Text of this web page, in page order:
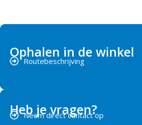
Ophalen in de winkel
Routebeschrijving
Heb je vragen?
Neem direct contact op